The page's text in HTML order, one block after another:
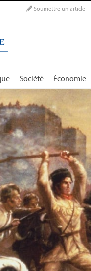
Soumettre un article
Société Économie